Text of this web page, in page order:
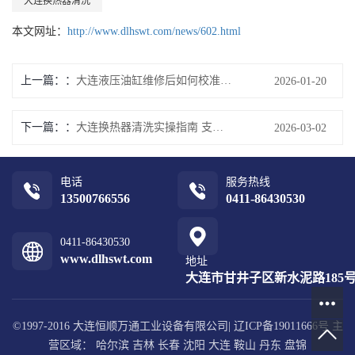
本文网址： http://www.dlhswt.com/news/602.html
上一篇： 大连液压油缸维修后如何校准压力参数 2026-01-20
下一篇： 大连换热器清洗实操指南 支持设备能效运行 2026-03-02
电话
13500766556
服务热线
0411-86430530
0411-86430530
www.dlhswt.com 地址
大连市甘井子区新水泥路185
©1997-2016 大连恒顺万通工业设备有限公司| 辽ICP备19011666号 主
营区域：
哈尔滨 吉林 长春 沈阳 大连 鞍山 丹东 盘锦